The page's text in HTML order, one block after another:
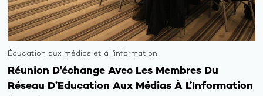
du
Les
Les
Éducation aux médias et à l’information
Réunion D'échange Avec Les Membres Du
Réseau D’Education Aux Médias À L’Information